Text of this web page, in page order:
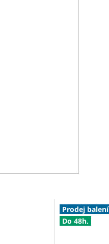
Prodej balení
Do 48h.